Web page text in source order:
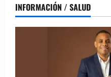
INFORMACIÓN / SALUD